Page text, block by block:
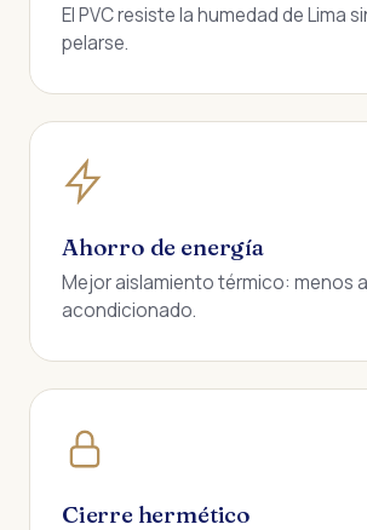
El PVC resiste la humedad de Lima
pelarse.
Ahorro de energía
Mejor aislamiento térmico: menos
acondicionado.
Cierre hermético